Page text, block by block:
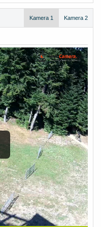
Kamera 1 Kamera 2